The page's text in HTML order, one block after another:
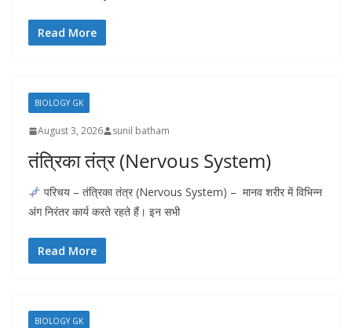
Read More
BIOLOGY GK
August 3, 2026 sunil batham
तंत्रिका तंत्र (Nervous System)
परिचय – तंत्रिका तंत्र (Nervous System) – मानव शरीर में विभिन्न
अंग निरंतर कार्य करते रहते हैं। इन सभी
Read More
BIOLOGY GK